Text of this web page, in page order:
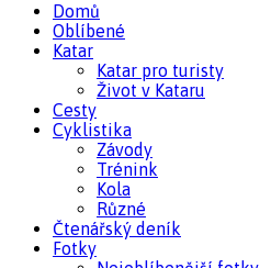
Domů
Oblíbené
Katar
Katar pro turisty
Život v Kataru
Cesty
Cyklistika
Závody
Trénink
Kola
Různé
Čtenářský deník
Fotky